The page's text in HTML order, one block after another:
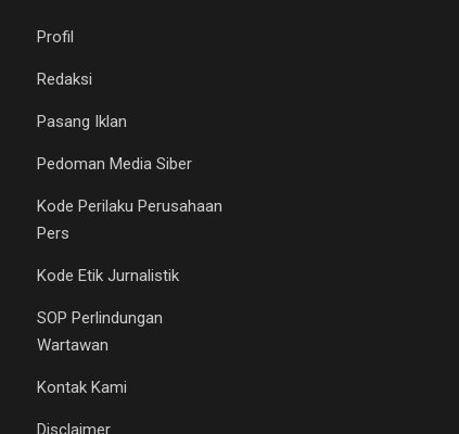
Profil
Redaksi
Pasang Iklan
Pedoman Media Siber
Kode Perilaku Perusahaan
Pers
Kode Etik Jurnalistik
SOP Perlindungan
Wartawan
Kontak Kami
Disclaimer